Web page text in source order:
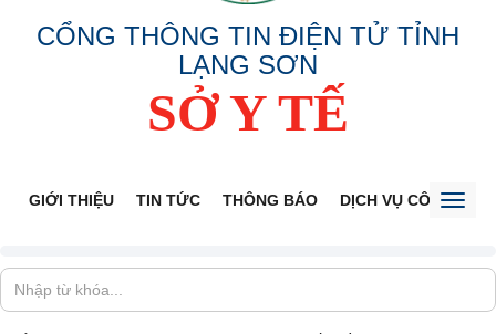
CỔNG THÔNG TIN ĐIỆN TỬ TỈNH
LẠNG SƠN
SỞ Y TẾ
GIỚI THIỆU TIN TỨC THÔNG BÁO DỊCH VỤ CÔNG